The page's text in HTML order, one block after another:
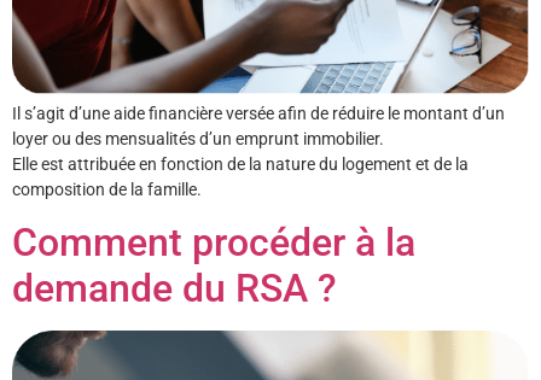
Il s’agit d’une aide financière versée afin de réduire le montant d’un
loyer ou des mensualités d’un emprunt immobilier.
Elle est attribuée en fonction de la nature du logement et de la
composition de la famille.
Comment procéder à la
demande du RSA ?